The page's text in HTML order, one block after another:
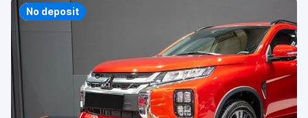
Priority
No deposit